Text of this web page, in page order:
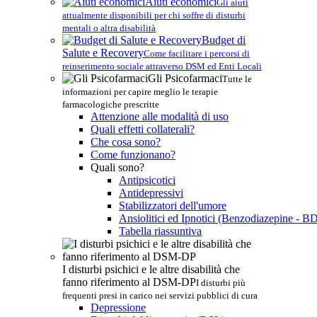
Gli aiuti
attualmente disponibili per chi soffre di disturbi
mentali o altra disabilità
Budget di
Salute e RecoveryCome facilitare i percorsi di
reinserimento sociale attraverso DSM ed Enti Locali
Gli PsicofarmaciTutte le
informazioni per capire meglio le terapie
farmacologiche prescritte
Attenzione alle modalità di uso
Quali effetti collaterali?
Che cosa sono?
Come funzionano?
Quali sono?
Antipsicotici
Antidepressivi
Stabilizzatori dell'umore
Ansiolitici ed Ipnotici (Benzodiazepine -
Tabella riassuntiva
I disturbi psichici e le altre disabilità che
fanno riferimento al DSM-DPI disturbi più
frequenti presi in carico nei servizi pubblici di cura
Depressione